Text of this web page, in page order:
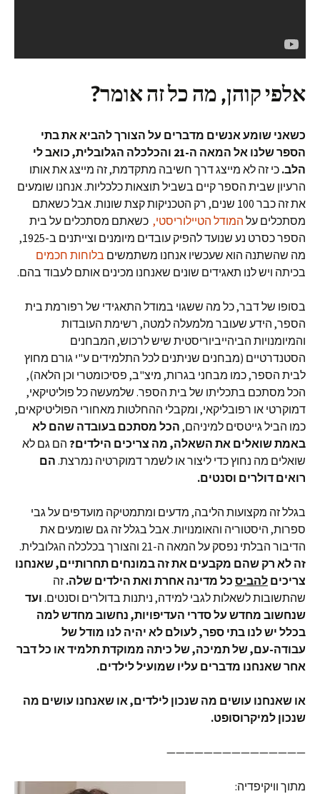
אלפי קוהן, מה כל זה אומר?
כשאני שומע אנשים מדברים על הצורך להביא את בתי
הספר שלנו אל המאה ה-21 והכלכלה הגלובלית, כואב לי
הלב. כי זה לא מייצג דרך חשיבה מתקדמת, זה מייצג את אותו
הרעיון שבית הספר קיים בשביל תוצאות כלכליות. אנחנו שומעים
את זה כבר 100 שנים, רק הטכניקות קצת שונות. אבל כשאתם
מסתכלים על המודל הטיילוריסטי, כשאתם מסתכלים על בית
הספר כסרט נע שנועד להפיק עובדים מיומנים וצייתנים ב-1925,
מה שהשתנה הוא שעכשיו אנחנו משתמשים בלוחות חכמים
בכיתה ויש לנו תאגידים שונים שאנחנו מכינים אותם לעבוד בהם.
בסופו של דבר, כל מה ששגוי במודל התאגידי של רפורמת בית
הספר, הידע שעובר מלמעלה למטה, רשימת העובדות
והמיומנויות הביהייביוריסטית שיש לרכוש, המבחנים
הסטנדרטיים (מבחנים שניתנים לכל התלמידים ע"י גורם מחוץ
לבית הספר, כמו מבחני בגרות, מיצ"ב, פסיכומטרי וכן הלאה),
הכל מסתכם בתכליתו של בית הספר. שלמעשה כל פוליטיקאי,
דמוקרטי או רפובליקאי, ומקבלי ההחלטות מאחורי הפוליטיקאים,
כמו הביל גייטסים למיניהם, הכל מסתכם בעובדה שהם לא
באמת שואלים את השאלה, מה צריכים הילדים? הם גם לא
שואלים מה נחוץ כדי ליצור או לשמר דמוקרטיה נמרצת. הם
רואים דולרים וסנטים.
בגלל זה מקצועות הליבה, מדעים ומתמטיקה מועדפים על גבי
ספרות, היסטוריה והאומנויות. אבל בגלל זה גם שומעים את
הדיבור הבלתי נפסק על המאה ה-21 והצורך בכלכלה הגלובלית.
זה לא רק שהם מקבעים את זה במונחים תחרותיים, שאנחנו
צריכים להביס כל מדינה אחרת ואת הילדים שלה. זה
שהתשובות לשאלות לגבי למידה, ניתנות בדולרים וסנטים. ועד
שנחשוב מחדש על סדרי העדיפויות, נחשוב מחדש למה
בכלל יש לנו בתי ספר, לעולם לא יהיה לנו מודל של
עבודה-עם, של תמיכה, של כיתה ממוקדת תלמיד או כל דבר
אחר שאנחנו מדברים עליו שמועיל לילדים.
או שאנחנו עושים מה שנכון לילדים, או שאנחנו עושים מה
שנכון למיקרוסופט.
———————————————
מתוך וויקיפדיה: